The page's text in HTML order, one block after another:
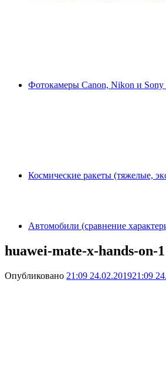
Фотокамеры Canon, Nikon и Sony
Космические ракеты (тяжелые,
Автомобили (сравнение
huawei-mate-x-hands-on-1
Опубликовано 21:09 24.02.201921:09